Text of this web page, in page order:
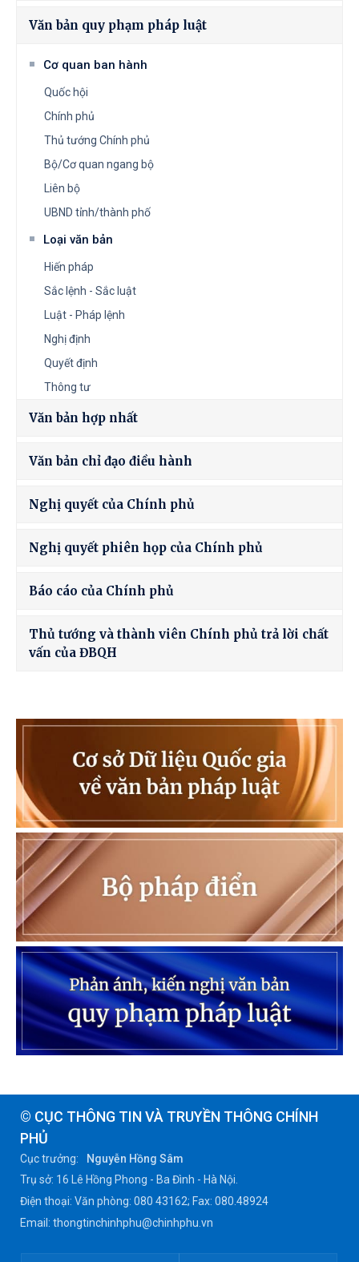
Văn bản quy phạm pháp luật
Cơ quan ban hành
Quốc hội
Chính phủ
Thủ tướng Chính phủ
Bộ/Cơ quan ngang bộ
Liên bộ
UBND tỉnh/thành phố
Loại văn bản
Hiến pháp
Sắc lệnh - Sắc luật
Luật - Pháp lệnh
Nghị định
Quyết định
Thông tư
Văn bản hợp nhất
Văn bản chỉ đạo điều hành
Nghị quyết của Chính phủ
Nghị quyết phiên họp của Chính phủ
Báo cáo của Chính phủ
Thủ tướng và thành viên Chính phủ trả lời chất
vấn của ĐBQH
© CỤC THÔNG TIN VÀ TRUYỀN THÔNG CHÍNH
PHỦ
Cục trưởng:
Nguyễn Hồng Sâm
Trụ sở: 16 Lê Hồng Phong - Ba Đình - Hà Nội.
Điện thoại: Văn phòng: 080 43162; Fax: 080.48924
Email: thongtinchinhphu@chinhphu.vn